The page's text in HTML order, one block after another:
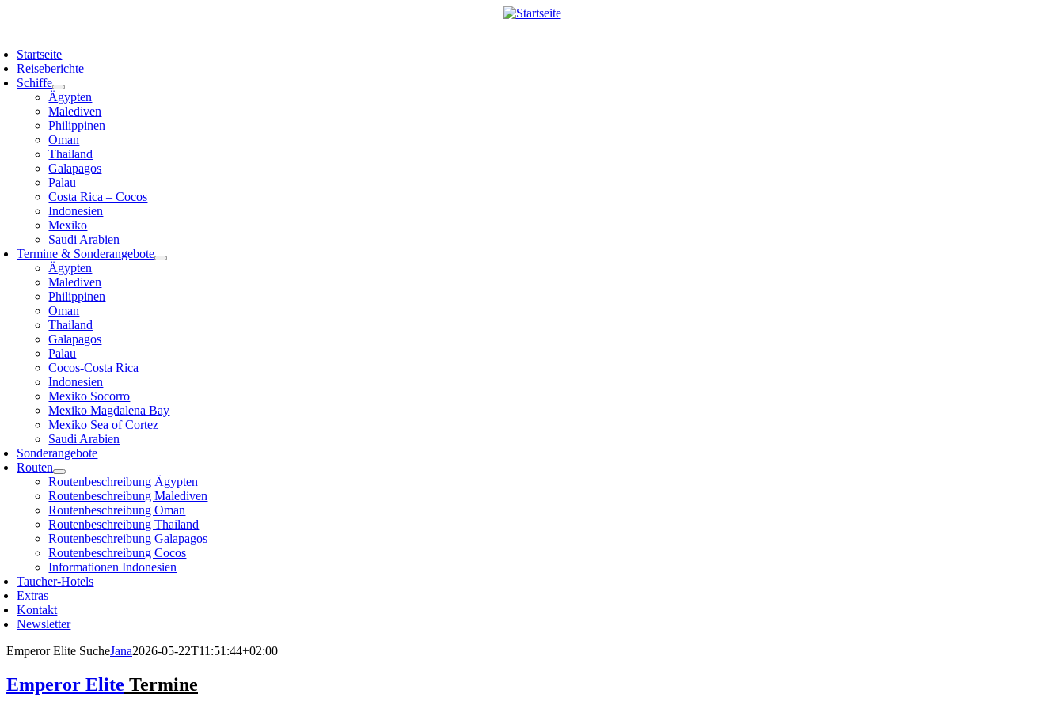
Startseite
Reiseberichte
Schiffe
Ägypten
Malediven
Philippinen
Oman
Thailand
Galapagos
Palau
Costa Rica – Cocos
Indonesien
Mexiko
Saudi Arabien
Termine & Sonderangebote
Ägypten
Malediven
Philippinen
Oman
Thailand
Galapagos
Palau
Cocos-Costa Rica
Indonesien
Mexiko Socorro
Mexiko Magdalena Bay
Mexiko Sea of Cortez
Saudi Arabien
Sonderangebote
Routen
Routenbeschreibung Ägypten
Routenbeschreibung Malediven
Routenbeschreibung Oman
Routenbeschreibung Thailand
Routenbeschreibung Galapagos
Routenbeschreibung Cocos
Informationen Indonesien
Taucher-Hotels
Extras
Kontakt
Newsletter
Emperor Elite SucheJana2026-05-22T11:51:44+02:00
Emperor Elite Termine